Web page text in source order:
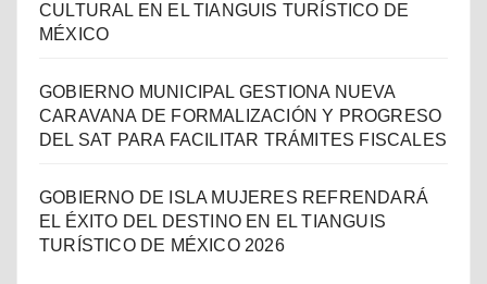
CULTURAL EN EL TIANGUIS TURÍSTICO DE
MÉXICO
GOBIERNO MUNICIPAL GESTIONA NUEVA
CARAVANA DE FORMALIZACIÓN Y PROGRESO
DEL SAT PARA FACILITAR TRÁMITES FISCALES
GOBIERNO DE ISLA MUJERES REFRENDARÁ
EL ÉXITO DEL DESTINO EN EL TIANGUIS
TURÍSTICO DE MÉXICO 2026